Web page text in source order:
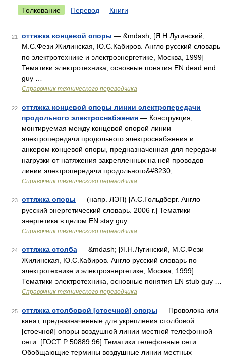
Толкование Перевод Книги
21 оттяжка концевой опоры — &mdash; [Я.Н.Лугинский,
М.С.Фези Жилинская, Ю.С.Кабиров. Англо русский словарь
по электротехнике и электроэнергетике, Москва, 1999]
Тематики электротехника, основные понятия EN dead end
guy …
Справочник технического переводчика
22
оттяжка концевой опоры линии электропередачи
продольного электроснабжения — Конструкция,
монтируемая между концевой опорой линии
электропередачи продольного электроснабжения и
анкером концевой опоры, предназначенная для передачи
нагрузки от натяжения закрепленных на ней проводов
линии электропередачи продольного&#8230; …
Справочник технического переводчика
23 оттяжка опоры — (напр. ЛЭП) [А.С.Гольдберг. Англо
русский энергетический словарь. 2006 г.] Тематики
энергетика в целом EN stay guy …
Справочник технического переводчика
24 оттяжка столба — &mdash; [Я.Н.Лугинский, М.С.Фези
Жилинская, Ю.С.Кабиров. Англо русский словарь по
электротехнике и электроэнергетике, Москва, 1999]
Тематики электротехника, основные понятия EN stub guy …
Справочник технического переводчика
25 оттяжка столбовой [стоечной] опоры — Проволока или
канат, предназначенные для укрепления столбовой
[стоечной] опоры воздушной линии местной телефонной
сети. [ГОСТ Р 50889 96] Тематики телефонные сети
Обобщающие термины воздушные линии местных